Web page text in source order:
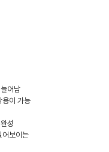
어남
용이 가능
성
어보이는